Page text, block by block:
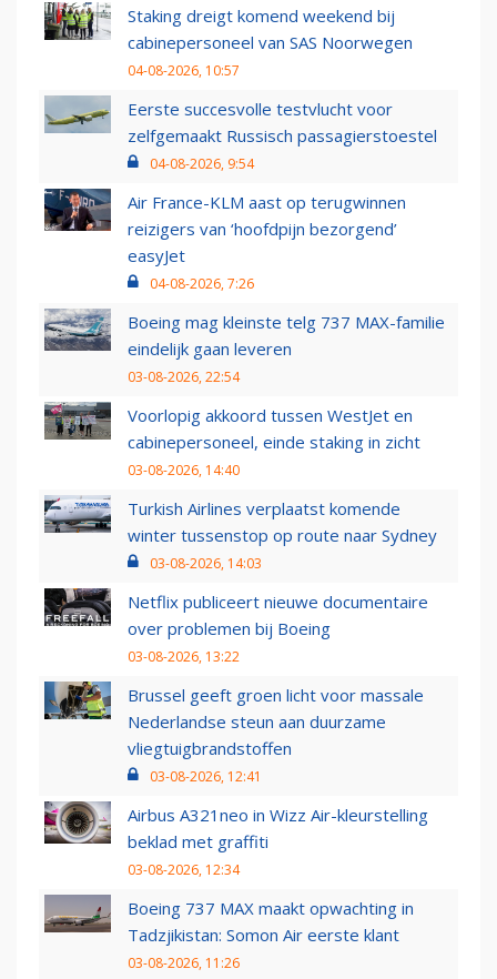
Staking dreigt komend weekend bij
cabinepersoneel van SAS Noorwegen
04-08-2026, 10:57
Eerste succesvolle testvlucht voor
zelfgemaakt Russisch passagierstoestel
04-08-2026, 9:54
Air France-KLM aast op terugwinnen
reizigers van ‘hoofdpijn bezorgend’
easyJet
04-08-2026, 7:26
Boeing mag kleinste telg 737 MAX-familie
eindelijk gaan leveren
03-08-2026, 22:54
Voorlopig akkoord tussen WestJet en
cabinepersoneel, einde staking in zicht
03-08-2026, 14:40
Turkish Airlines verplaatst komende
winter tussenstop op route naar Sydney
03-08-2026, 14:03
Netflix publiceert nieuwe documentaire
over problemen bij Boeing
03-08-2026, 13:22
Brussel geeft groen licht voor massale
Nederlandse steun aan duurzame
vliegtuigbrandstoffen
03-08-2026, 12:41
Airbus A321neo in Wizz Air-kleurstelling
beklad met graffiti
03-08-2026, 12:34
Boeing 737 MAX maakt opwachting in
Tadzjikistan: Somon Air eerste klant
03-08-2026, 11:26